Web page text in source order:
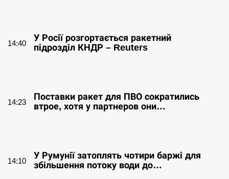
14:40
У Росії розгортається ракетний
підрозділ КНДР – Reuters
14:23
Поставки ракет для ПВО сократились
втрое, хотя у партнеров они…
14:10
У Румунії затоплять чотири баржі для
збільшення потоку води до…